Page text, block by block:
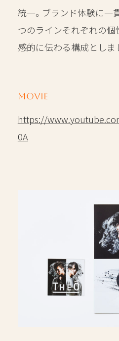
統一。ブランド体験に一
つのラインそれぞれの
感的に伝わる構成としま
MOVIE
https://
0A